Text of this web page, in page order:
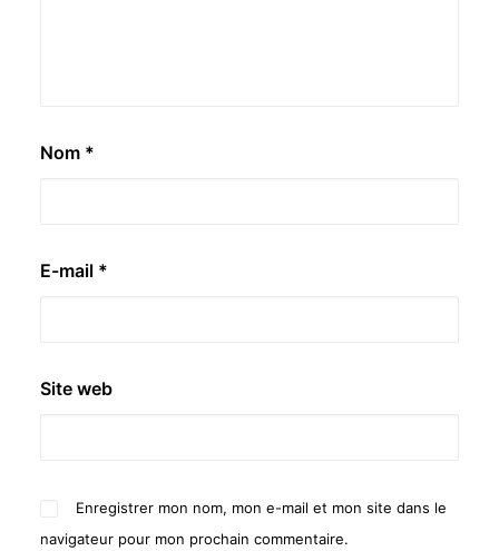
Nom *
E-mail *
Site web
Enregistrer mon nom, mon e-mail et mon site dans le
navigateur pour mon prochain commentaire.